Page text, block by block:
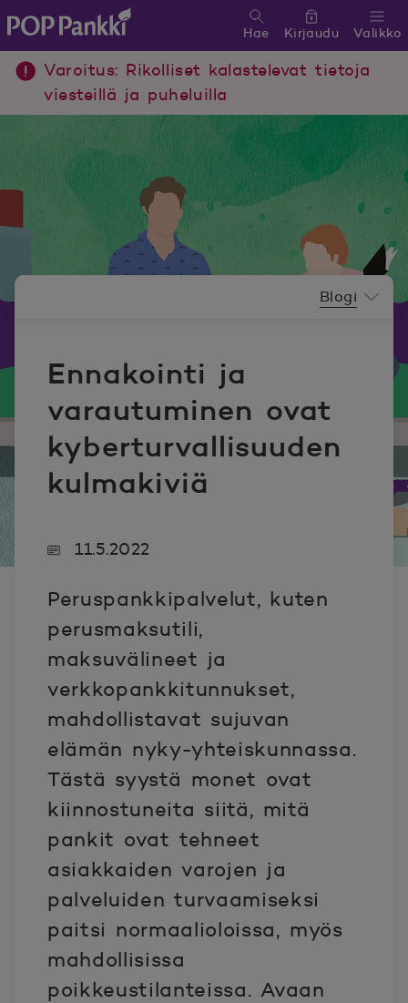
POP Pankki, etusivulle
Valikko
Hae Kirjaudu
Varoitus: Rikolliset kalastelevat tietoja
viesteillä ja puheluilla
Ennakointi ja
varautuminen ovat
kyberturvallisuuden
kulmakiviä
Blogi
11.5.2022
Peruspankkipalvelut, kuten
perusmaksutili,
maksuvälineet ja
verkkopankkitunnukset,
mahdollistavat sujuvan
elämän nyky-yhteiskunnassa.
Tästä syystä monet ovat
kiinnostuneita siitä, mitä
pankit ovat tehneet
asiakkaiden varojen ja
palveluiden turvaamiseksi
paitsi normaalioloissa, myös
mahdollisissa
poikkeustilanteissa. Avaan